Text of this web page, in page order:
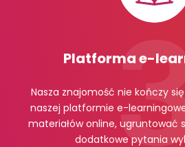
Platforma e-
Nasza znajomość nie kończy
naszej platformie e-
materiałów online, ugruntować
dodatkowe pytania